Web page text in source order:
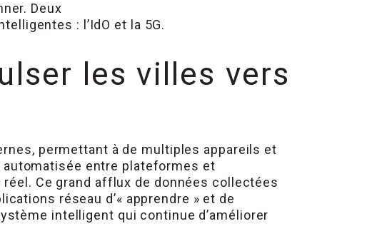
Deux
: l’IdO et la 5G.
les villes vers
permettant à de multiples appareils et
entre plateformes et
Ce grand afflux de données collectées
réseau d’« apprendre » et de
intelligent qui continue d’améliorer